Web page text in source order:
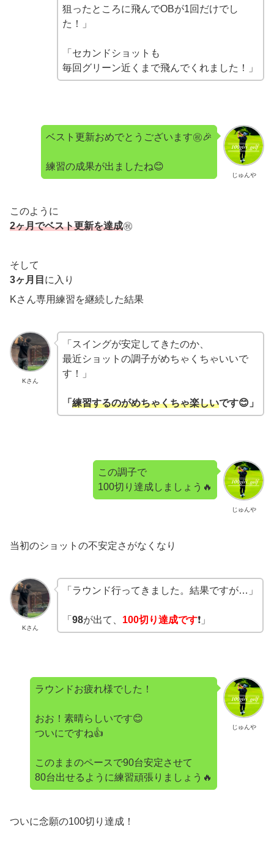
狙ったところに飛んでOBが1回だけでし
た！」
「セカンドショットも
毎回グリーン近くまで飛んでくれました！」
じゅんや
ベスト更新おめでとうございます㊗️🎉
練習の成果が出ましたね😊
このように
2ヶ月でベスト更新を達成㊗️
そして
3ヶ月目 に入り
Kさん専用練習を継続した結果
Kさん
「スイングが安定してきたのか、
最近ショットの調子がめちゃくちゃいいで
す！」
「 練習するのがめちゃくちゃ楽しいです😊」
じゅんや
この調子で
100切り達成しましょう🔥
当初のショットの不安定さがなくなり
Kさん
「ラウンド行ってきました。結果ですが…」
「 98が出て、 100切り達成です❗️」
じゅんや
ラウンドお疲れ様でした！
おお！素晴らしいです😊
ついにですね👍
このままのペースで90台安定させて
80台出せるように練習頑張りましょう🔥
ついに念願の100切り達成！